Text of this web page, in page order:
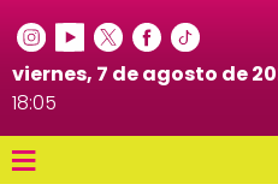
viernes, 7 de agosto de
18:05
≡